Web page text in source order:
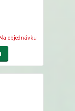
Na objednávku